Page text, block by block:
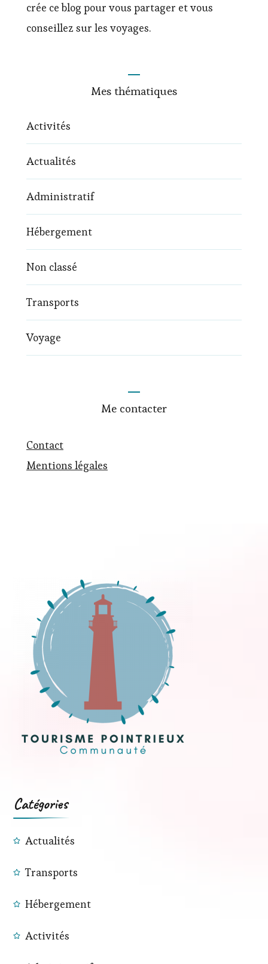
crée ce blog pour vous partager et vous
conseillez sur les voyages.
Mes thématiques
Activités
Actualités
Administratif
Hébergement
Non classé
Transports
Voyage
Me contacter
Contact
Mentions légales
Catégories
Actualités
Transports
Hébergement
Activités